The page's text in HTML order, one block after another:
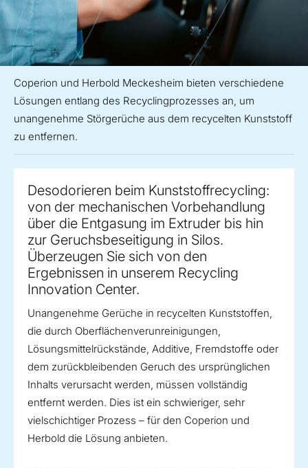
Coperion und Herbold Meckesheim bieten verschiedene
Lösungen entlang des Recyclingprozesses an, um
unangenehme Störgerüche aus dem recycelten Kunststoff
zu entfernen.
Desodorieren beim Kunststoffrecycling:
von der mechanischen Vorbehandlung
über die Entgasung im Extruder bis hin
zur Geruchsbeseitigung in Silos.
Überzeugen Sie sich von den
Ergebnissen in unserem Recycling
Innovation Center.
Unangenehme Gerüche in recycelten Kunststoffen,
die durch Oberflächenverunreinigungen,
Lösungsmittelrückstände, Additive, Fremdstoffe oder
dem zurückbleibenden Geruch des ursprünglichen
Inhalts verursacht werden, müssen vollständig
entfernt werden. Dies ist ein schwieriger, sehr
vielschichtiger Prozess – für den Coperion und
Herbold die Lösung anbieten.